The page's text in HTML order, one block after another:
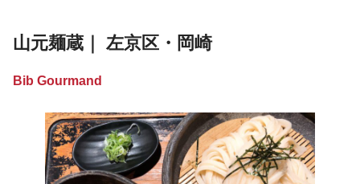
山元麺蔵｜ 左京区・岡崎
Bib Gourmand